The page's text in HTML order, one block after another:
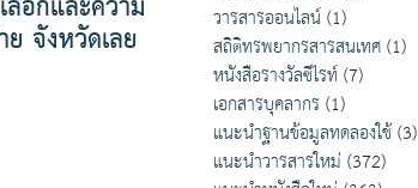
จังหวัดเลย
วารสารออนไลน์(1)
สถิติทรพยากรสารสนเทศ(1)
หนังสือรางวัลซีไรท์(7)
เอกสารบุคลากร (1)
แนะนำฐานข้อมูลทดลองใช้(3)
แนะนำวารสารใหม่ (372)